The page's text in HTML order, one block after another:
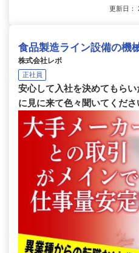
更新日：
食品製造ライン設備の機
株式会社レボ
正社員
安心して入社を決めてもら
に見に来て色々聞いてくださ